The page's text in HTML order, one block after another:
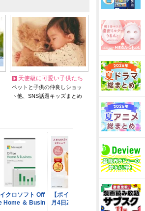
天使級に可愛い子供たち
ペットと子供の仲良しショッ
ト他、SNS話題キッズまとめ